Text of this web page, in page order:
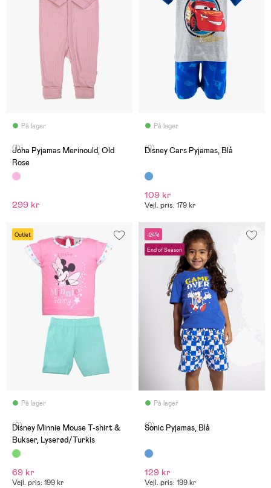
På lager
(1)
Joha Pyjamas Merinould, Old
Rose
299 kr
På lager
(0)
Disney Cars Pyjamas, Blå
109 kr
Vejl. pris: 179 kr
Outlet
På lager
(0)
Disney Minnie Mouse T-shirt &
Bukser, Lyserød/Turkis
69 kr
Vejl. pris: 199 kr
-24%
End of Season
På lager
(0)
Sonic Pyjamas, Blå
129 kr
Vejl. pris: 199 kr